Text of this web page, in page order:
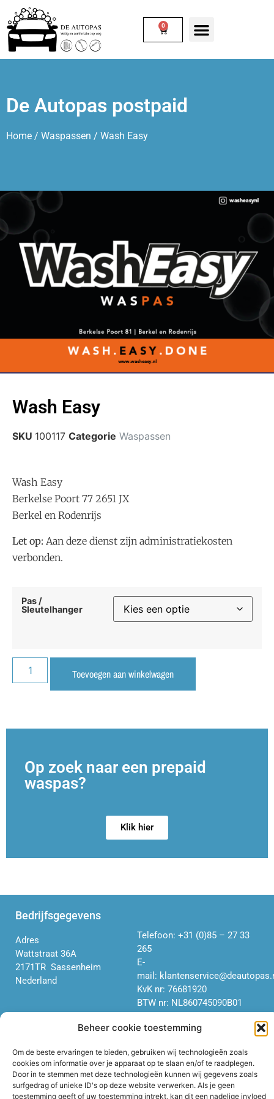
Beheer cookie toestemming
Om de beste ervaringen te bieden, gebruiken wij technologieën zoals
cookies om informatie over je apparaat op te slaan en/of te raadplegen.
Door in te stemmen met deze technologieën kunnen wij gegevens zoals
surfgedrag of unieke ID's op deze website verwerken. Als je geen
toestemming geeft of uw toestemming intrekt, kan dit een nadelige invloed
0
De Autopas postpaid
Home / Waspassen / Wash Easy
Wash Easy
SKU 100117 Categorie Waspassen
Wash Easy
Berkelse Poort 77 2651 JX
Berkel en Rodenrijs
Let op: Aan deze dienst zijn administratiekosten
verbonden.
Pas /
Sleutelhanger
Toevoegen aan winkelwagen
Op zoek naar een prepaid
waspas?
Klik hier
Bedrijfsgegevens
Adres
Wattstraat 36A
2171TR Sassenheim
Nederland
Telefoon: +31 (0)85 – 27 33
265
E-
mail:
KvK nr: 76681920
BTW nr: NL860745090B01
Algemene Voorwaarden
consumenten
Algemene Voorwaarden niet-